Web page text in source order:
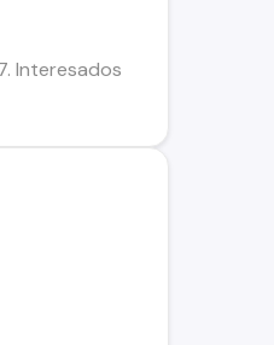
Interesados